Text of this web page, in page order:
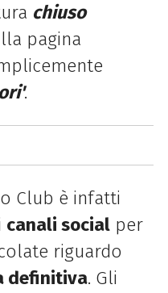
chiuso
pagina
.
Club è infatti
canali socialper
riguardo
definitiva. Gli